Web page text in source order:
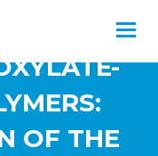
OF
OF THE